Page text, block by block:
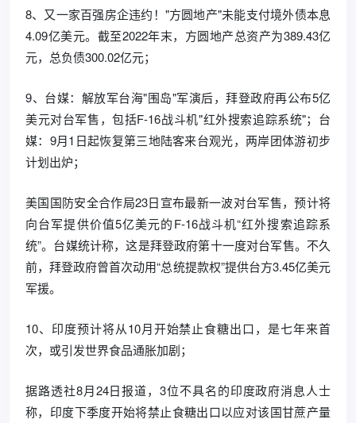
8、又一家百强房企违约！"方圆地产"未能支付境外债本息
4.09亿美元。截至2022年末，方圆地产总资产为389.43亿
元，总负债300.02亿元；
9、台媒：解放军台海"围岛"军演后，拜登政府再公布5亿
美元对台军售，包括F-16战斗机"红外搜索追踪系统"；台
媒：9月1日起恢复第三地陆客来台观光，两岸团体游初步
计划出炉；
美国国防安全合作局23日宣布最新一波对台军售，预计将
向台军提供价值5亿美元的F-16战斗机“红外搜索追踪系
统”。台媒统计称，这是拜登政府第十一度对台军售。不久
前，拜登政府曾首次动用“总统提款权”提供台方3.45亿美元
军援。
10、印度预计将从10月开始禁止食糖出口，是七年来首
次，或引发世界食品通胀加剧；
据路透社8月24日报道，3位不具名的印度政府消息人士
称，印度下季度开始将禁止食糖出口以应对该国甘蔗产量